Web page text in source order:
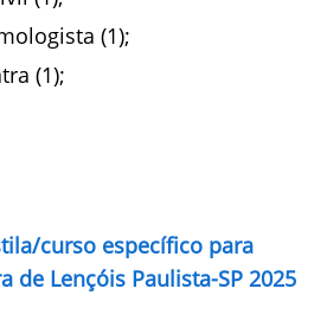
(1);
(1);
curso específico para
de Lençóis Paulista-SP 2025